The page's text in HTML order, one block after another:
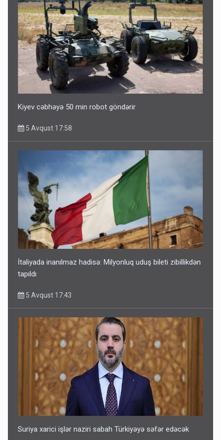
Kiyev cəbhəyə 50 min robot göndərir
5 Avqust 17:58
İtaliyada inanılmaz hadisə: Milyonluq uduş bileti zibillikdən
tapıldı
5 Avqust 17:43
Suriya xarici işlər naziri sabah Türkiyəyə səfər edəcək